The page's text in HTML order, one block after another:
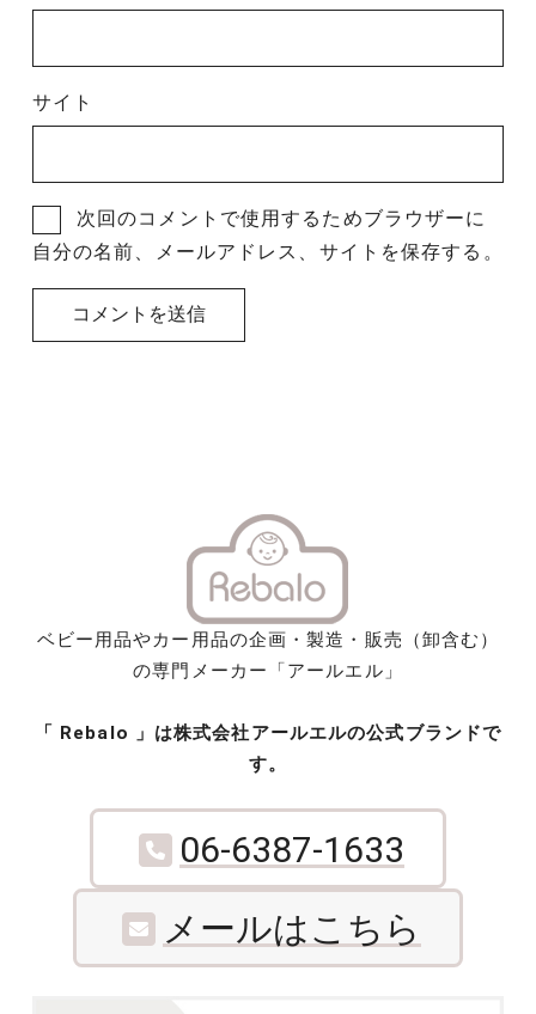
サイト
次回のコメントで使用するためブラウザーに
自分の名前、メールアドレス、サイトを保存する。
ン
ベビー用品やカー用品の企画・製造・販売（卸含む）
の専門メーカー「アールエル」
「 Rebalo 」は株式会社アールエルの公式ブランドで
す。
06-6387-1633
メールはこちら